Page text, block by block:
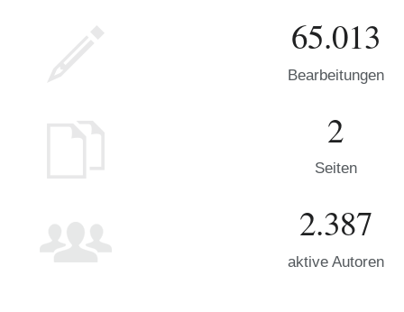
65.013
Bearbeitungen
2
Seiten
2.387
aktive Autoren